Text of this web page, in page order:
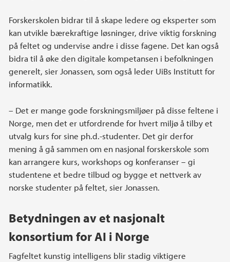
Forskerskolen bidrar til å skape ledere og eksperter som
kan utvikle bærekraftige løsninger, drive viktig forskning
på feltet og undervise andre i disse fagene. Det kan også
bidra til å øke den digitale kompetansen i befolkningen
generelt, sier Jonassen, som også leder UiBs Institutt for
informatikk.
– Det er mange gode forskningsmiljøer på disse feltene i
Norge, men det er utfordrende for hvert miljø å tilby et
utvalg kurs for sine ph.d.-studenter. Det gir derfor
mening å gå sammen om en nasjonal forskerskole som
kan arrangere kurs, workshops og konferanser – gi
studentene et bedre tilbud og bygge et nettverk av
norske studenter på feltet, sier Jonassen.
Betydningen av et nasjonalt
konsortium for AI i Norge
Fagfeltet kunstig intelligens blir stadig viktigere